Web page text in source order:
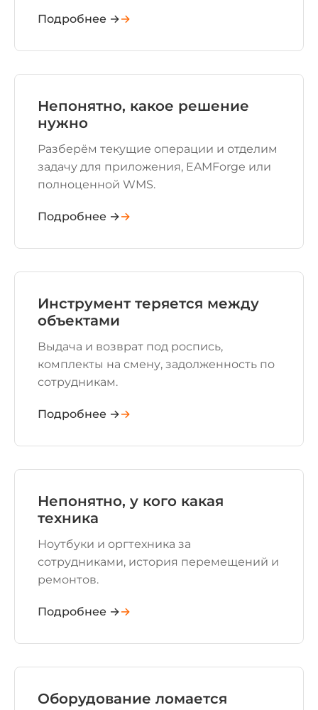
Подробнее →
Непонятно, какое решение
нужно
Разберём текущие операции и отделим
задачу для приложения, EAMForge или
полноценной WMS.
Подробнее →
Инструмент теряется между
объектами
Выдача и возврат под роспись,
комплекты на смену, задолженность по
сотрудникам.
Подробнее →
Непонятно, у кого какая
техника
Ноутбуки и оргтехника за
сотрудниками, история перемещений и
ремонтов.
Подробнее →
Оборудование ломается